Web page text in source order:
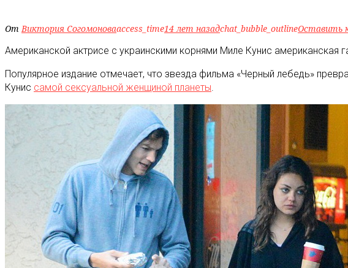
ОтВиктория Согомоноваaccess_time14 лет назадchat_bubble_outlineОставить
Американской актрисе с украинскими корнями Миле Кунис американская
Популярное издание отмечает, что звезда фильма «Черный лебедь»
Кунис самой сексуальной женщиной планеты.